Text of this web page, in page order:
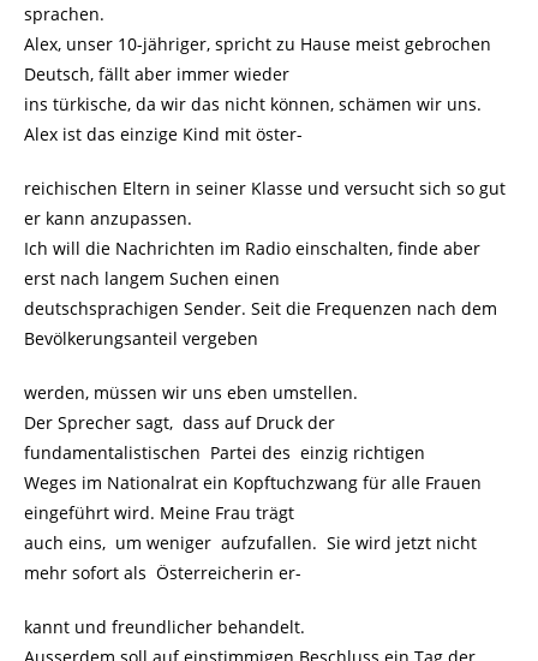
sprachen.
Alex, unser 10-jähriger, spricht zu Hause meist gebrochen
Deutsch, fällt aber immer wieder
ins türkische, da wir das nicht können, schämen wir uns.
Alex ist das einzige Kind mit öster-
reichischen Eltern in seiner Klasse und versucht sich so gut
er kann anzupassen.
Ich will die Nachrichten im Radio einschalten, finde aber
erst nach langem Suchen einen
deutschsprachigen Sender. Seit die Frequenzen nach dem
Bevölkerungsanteil vergeben
werden, müssen wir uns eben umstellen.
Der Sprecher sagt, dass auf Druck der
fundamentalistischen Partei des einzig richtigen
Weges im Nationalrat ein Kopftuchzwang für alle Frauen
eingeführt wird. Meine Frau trägt
auch eins, um weniger aufzufallen. Sie wird jetzt nicht
mehr sofort als Österreicherin er-
kannt und freundlicher behandelt.
Ausserdem soll auf einstimmigen Beschluss ein Tag der